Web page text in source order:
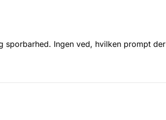
Ingen ved, hvilken prompt